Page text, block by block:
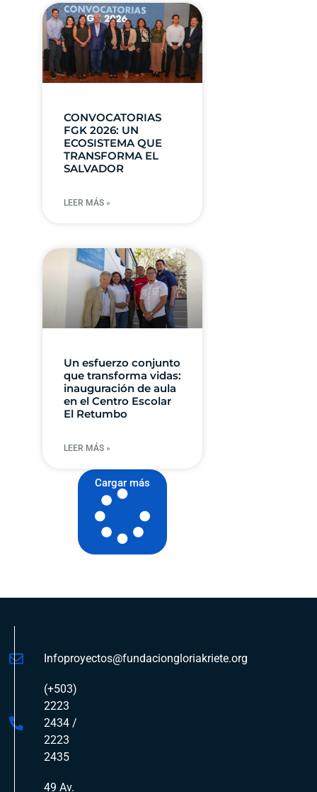
CONVOCATORIAS
FGK 2026: UN
ECOSISTEMA QUE
TRANSFORMA EL
SALVADOR
LEER MÁS »
Un esfuerzo conjunto
que transforma vidas:
inauguración de aula
en el Centro Escolar
El Retumbo
LEER MÁS »
Cargar más
Infoproyectos@fundaciongloriakriete.org
(+503)
2223
2434 /
2223
2435
49 Av.